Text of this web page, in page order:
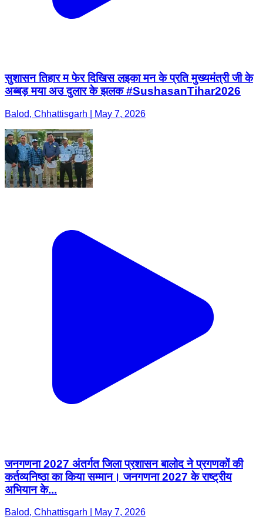
सुशासन तिहार म फेर दिखिस लइका मन के प्रति मुख्यमंत्री जी के
अब्बड़ मया अउ दुलार के झलक #SushasanTihar2026
Balod, Chhattisgarh | May 7, 2026
जनगणना 2027 अंतर्गत जिला प्रशासन बालोद ने प्रगणकों की
कर्तव्यनिष्ठा का किया सम्मान। जनगणना 2027 के राष्ट्रीय
अभियान के...
Balod, Chhattisgarh | May 7, 2026